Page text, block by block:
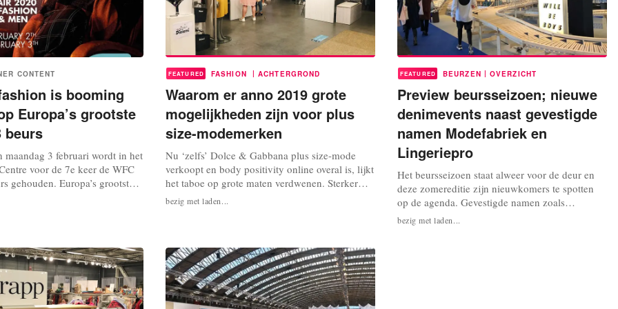
CONTENT
is booming
Europa’s grootste
beurs
maandag 3 februari wordt in het
voor de 7e keer de WFC
gehouden. Europa’s grootste
Een van de standhouders is
Fashion Brand Agent. “De WFC
en goed...
FEATURED FASHION | ACHTERGROND
Waarom er anno 2019 grote
mogelijkheden zijn voor plus
size-modemerken
Nu ‘zelfs’ Dolce & Gabbana plus size-mode
verkoopt en body positivity online overal is, lijkt
het taboe op grote maten verdwenen. Sterker
nog, plus size is een gat in de markt. Dat is ook
de tendens op modebeurs WFC Big Brands,
de markt. Officiële cijfers...
bezig met laden...
FEATURED BEURZEN | OVERZICHT
Preview beursseizoen; nieuwe
denimevents naast gevestigde
namen Modefabriek en
Lingeriepro
Het beursseizoen staat alweer voor de deur en
deze zomereditie zijn nieuwkomers te spotten
op de agenda. Gevestigde namen zoals
Modefabriek en inmiddels ook
kindermodebeurs Sunday School keren terug en
bezig met laden...